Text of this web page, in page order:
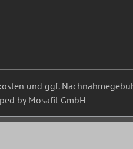
und ggf.
by Mosafil GmbH